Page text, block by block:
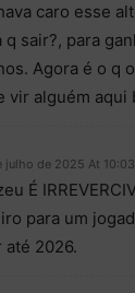
caro esse
sair?, para
Agora é o q
vir alguém
julho de 2025 At 10:03
É
para um
até 2026.